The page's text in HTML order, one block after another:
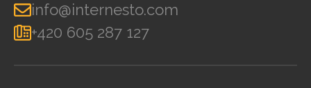
info@internesto.com
+420 605 287 127